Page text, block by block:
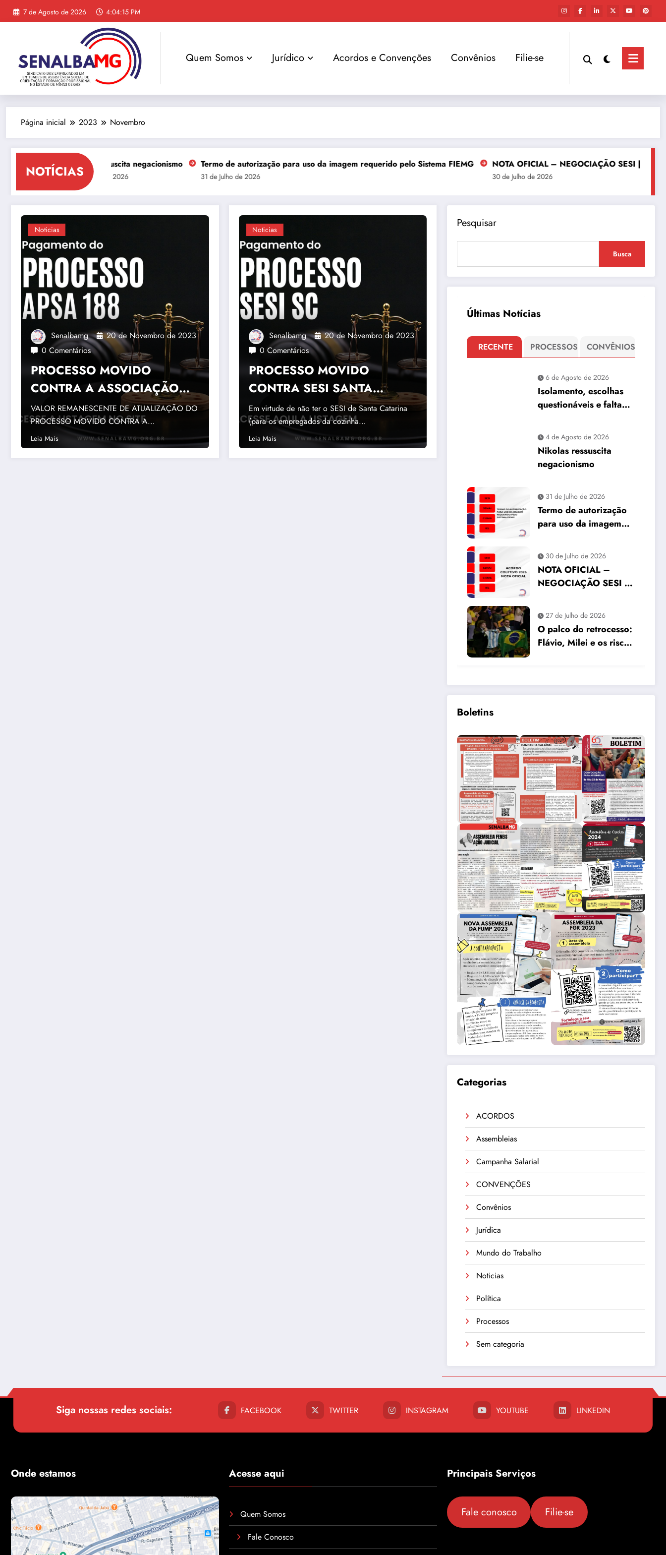
Saltar
para
7 de Agosto de 2026 4:04:16 PM
Quem Somos Jurídico Acordos e Convenções Convênios Filie-se
Página inicial 2023 Novembro
NOTÍCIAS
Nikolas ressuscita negacionismo
4 de Agosto de 2026
Termo de autorização para uso da imagem requerido pelo Sistema FIEMG
31 de Julho de 2026
NOTA OFICIAL – NEGOCIAÇÃO SESI | SENAI | IEL |
30 de Julho de 2026
Noticias
Senalbamg
20 de Novembro de 2023
0 Comentários
PROCESSO MOVIDO
CONTRA A ASSOCIAÇÃO
PÃO DE SANTO ANTÔNIO-
APSA
VALOR REMANESCENTE DE ATUALIZAÇÃO DO
PROCESSO MOVIDO CONTRA A
ASSOCIAÇÃO PÃO DE SANTO ANTÔNIO-
APSA…
Leia Mais
Noticias
Senalbamg
20 de Novembro de 2023
0 Comentários
PROCESSO MOVIDO
CONTRA SESI SANTA
CATRINA-UNIDADE
UBERLÂNDIA
Em virtude de não ter o SESI de Santa Catarina
(para os empregados da cozinha…
Leia Mais
Pesquisar
Busca
Últimas Notícias
RECENTE PROCESSOS CONVÊNIOS
6 de Agosto de 2026
Isolamento, escolhas
questionáveis e falta
4 de Agosto de 2026
Nikolas ressuscita
negacionismo
31 de Julho de 2026
Termo de autorização
para uso da imagem
FIEMG
30 de Julho de 2026
NOTA OFICIAL –
NEGOCIAÇÃO SESI |
27 de Julho de 2026
O palco do retrocesso:
Flávio, Milei e os riscos
Boletins
Categorias
ACORDOS
Assembleias
Campanha Salarial
CONVENÇÕES
Convênios
Jurídica
Mundo do Trabalho
Noticias
Política
Processos
Sem categoria
Siga nossas redes sociais: FACEBOOK TWITTER INSTAGRAM YOUTUBE LINKEDIN
Onde estamos Acesse aqui
Quem Somos
Fale Conosco
Principais Serviços
Fale conosco Filie-se